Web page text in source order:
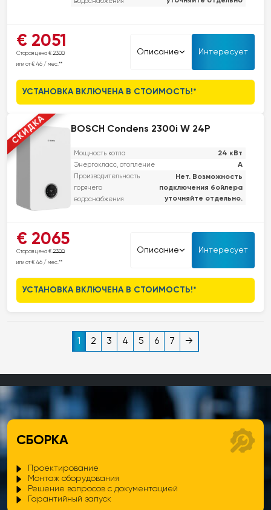
Надежный дизайн, простота в использовании, экономичность и
умные функции. Что еще нужно?
€ 2051
Старая цена € 2300
или от € 46 / мес.**
Описание Интересует
УСТАНОВКА ВКЛЮЧЕНА В СТОИМОСТЬ!*
BOSCH Condens 2300i W 24P
Мощность котла 24 кВт
Энергокласс, отопление A
Производительность
горячего
водоснабжения
Нет. Возможность
подключения бойлера
уточняйте отдельно.
эффективность и современный дизайн. Он оснащен встроенным
электронным насосом, который снижает потребление энергии, и
дополнительной звукоизоляцией для тихой работы. Этот котел
сочетает в себе высокую эффективность, стильный дизайн и
СКИДКА
€ 2065
Старая цена € 2300
или от € 46 / мес.**
Описание Интересует
УСТАНОВКА ВКЛЮЧЕНА В СТОИМОСТЬ!*
1 2 3 4 5 6 7 →
СБОРКА
Проектирование
Монтаж оборудования
Решение вопросов с документацией
Гарантийный запуск